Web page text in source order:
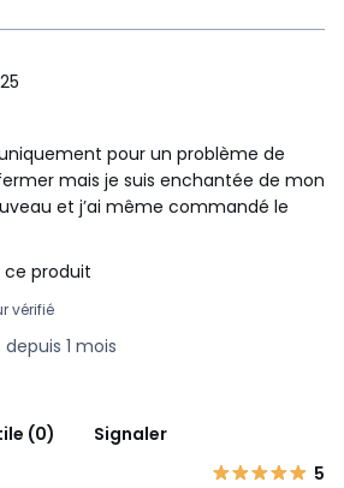
pour un problème de
mais je suis enchantée de mon
et j’ai même commandé le
produit
vérifié
1 mois
(0)
Signaler
5